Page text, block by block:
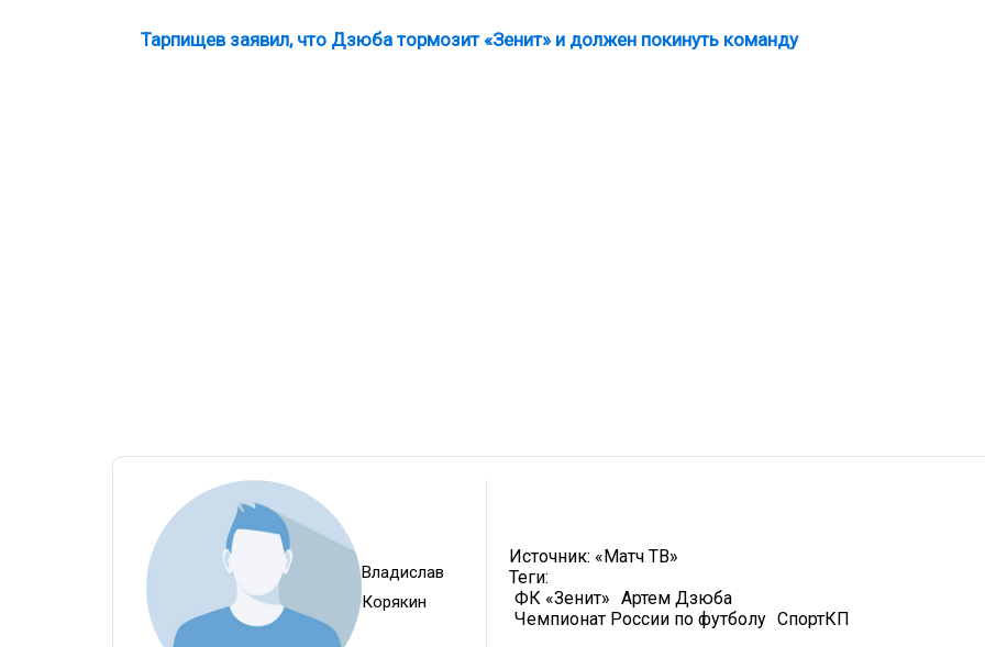
Тарпищев заявил, что Дзюба тормозит «Зенит» и должен покинуть команду
Владислав
Корякин
Источник: «Матч ТВ»
Теги:
ФК «Зенит» Артем Дзюба
Чемпионат России по футболу СпортКП